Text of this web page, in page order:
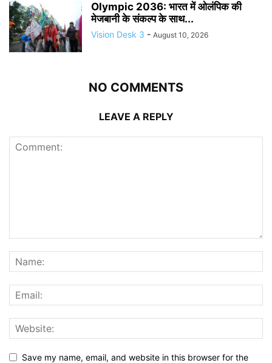
Olympic 2036: भारत में ओलंपिक की
मेजबानी के संकल्प के साथ...
Vision Desk 3 - August 10, 2026
NO COMMENTS
LEAVE A REPLY
Save my name, email, and website in this browser for the